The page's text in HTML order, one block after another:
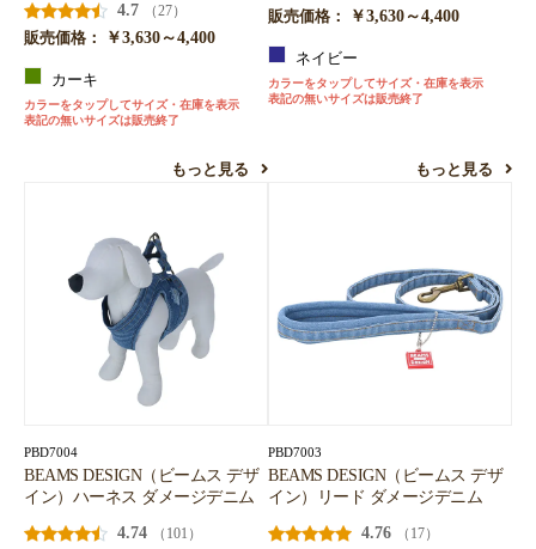
4.7
（27）
販売価格：
￥3,630～4,400
カーキ
カラーをタップしてサイズ・在庫を表示
表記の無いサイズは販売終了
もっと見る
販売価格：
￥3,630～4,400
ネイビー
カラーをタップしてサイズ・在庫を表示
表記の無いサイズは販売終了
もっと見る
PBD7004
BEAMS DESIGN（ビームス デザ
イン）ハーネス ダメージデニム
4.74
（101）
PBD7003
BEAMS DESIGN（ビームス デザ
イン）リード ダメージデニム
4.76
（17）